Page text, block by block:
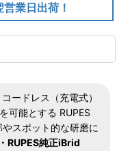
業日出荷！
コードレス（充電式）
可能とする RUPES
スポット的な研磨に
RUPES純正iBrid